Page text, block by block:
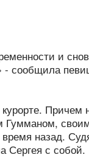
и
сообщила
Причем
Гумманом,
назад.
Сергея с собой.